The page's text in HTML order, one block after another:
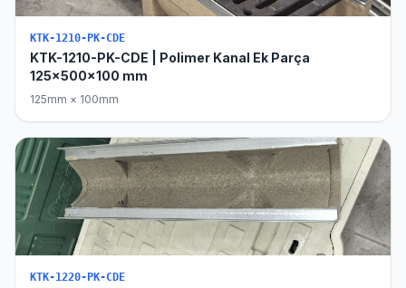
KTK-1210-PK-CDE
KTK-1210-PK-CDE | Polimer Kanal Ek Parça
125x500x100 mm
125mm × 100mm
KTK-1220-PK-CDE